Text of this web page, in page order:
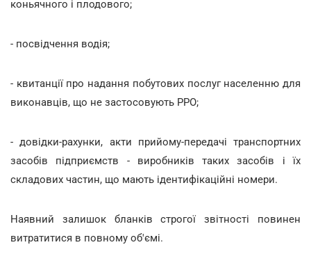
коньячного і плодового;
- посвідчення водія;
- квитанції про надання побутових послуг населенню для
виконавців, що не застосовують РРО;
- довідки-рахунки, акти прийому-передачі транспортних
засобів підприємств - виробників таких засобів і їх
складових частин, що мають ідентифікаційні номери.
Наявний залишок бланків строгої звітності повинен
витратитися в повному об'ємі.